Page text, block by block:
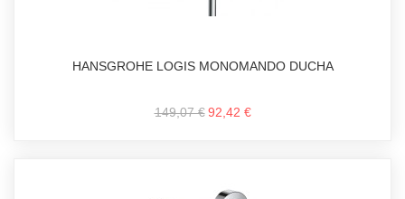
HANSGROHE LOGIS MONOMANDO DUCHA
149,07 € 92,42 €